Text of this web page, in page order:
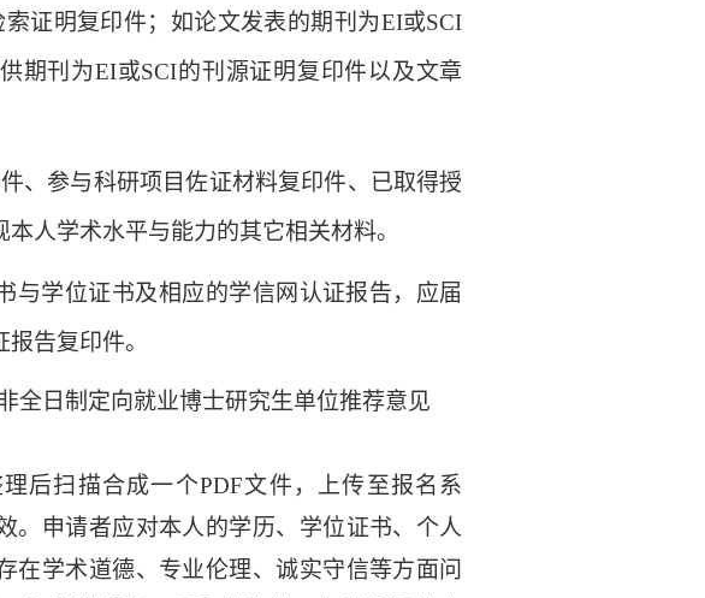
证明复印件；如论文发表的期刊为EI或SCI
期刊为EI或SCI的刊源证明复印件以及文章
、参与科研项目佐证材料复印件、已取得授
人学术水平与能力的其它相关材料。
与学位证书及相应的学信网认证报告，应届
告复印件。
全日制定向就业博士研究生单位推荐意见
后扫描合成一个PDF文件，上传至报名系
。申请者应对本人的学历、学位证书、个人
在学术道德、专业伦理、诚实守信等方面问